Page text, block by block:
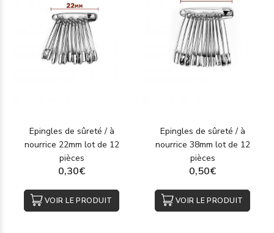
Epingles de sûreté / à
nourrice 22mm lot de 12
pièces
0,30€
VOIR LE PRODUIT
Epingles de sûreté / à
nourrice 38mm lot de 12
pièces
0,50€
VOIR LE PRODUIT